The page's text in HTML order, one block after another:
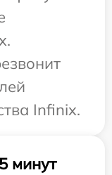
Infinix.
минут